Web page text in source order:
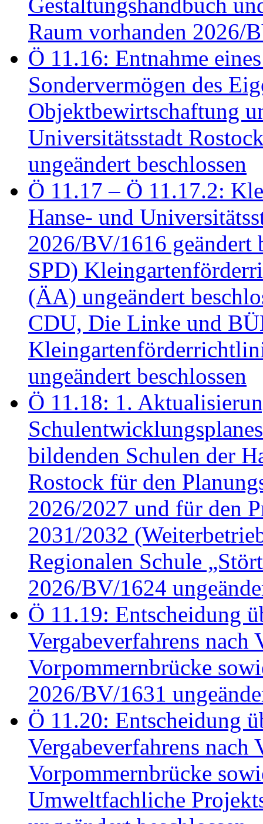
Raum vorhanden 2026/
Ö 11.16: Entnahme
Sondervermögen des
Objektbewirtschaftung
Universitätsstadt
ungeändert beschlossen
Ö 11.17 – Ö 11.17.2:
Hanse- und
2026/BV/1616 geändert
SPD)
(ÄA) ungeändert
CDU, Die Linke und
ungeändert beschlossen
Ö 11.18: 1.
bildenden Schulen der
Rostock für den
2026/2027 und für den
2031/2032
Regionalen Schule
2026/BV/1624
Ö 11.19: Entscheidung
Vergabeverfahrens
Vorpommernbrücke
2026/BV/1631
Ö 11.20: Entscheidung
Vergabeverfahrens
Vorpommernbrücke
Umweltfachliche